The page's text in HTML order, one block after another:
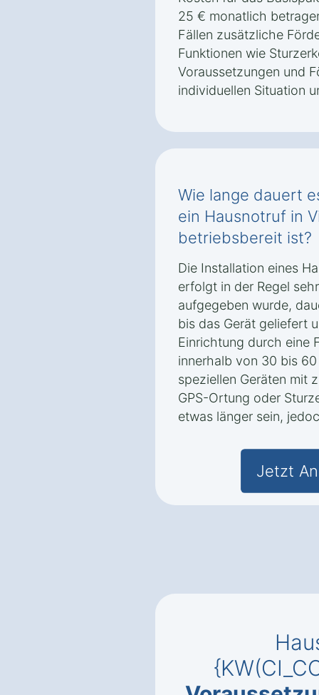
25 € monatlich
Fällen zusätzliche
Funktionen wie
Voraussetzungen und
individuellen Situation
Wie lange dauert
ein Hausnotruf in
betriebsbereit ist?
Die Installation eines
erfolgt in der Regel
aufgegeben wurde,
bis das Gerät geliefert
Einrichtung durch eine
innerhalb von 30 bis
speziellen Geräten mit
GPS-Ortung oder
etwas länger sein,
Jetzt